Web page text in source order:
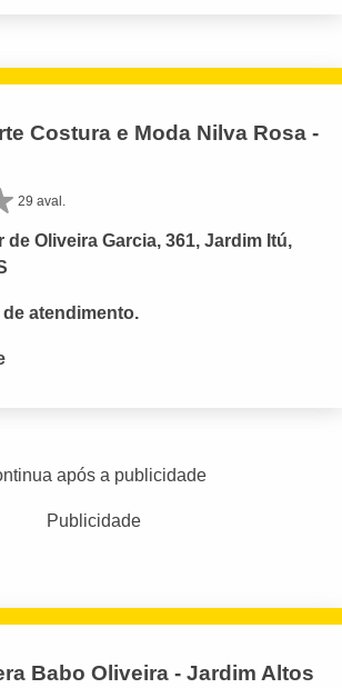
Costura e Moda Nilva Rosa -
29 aval.
de Oliveira Garcia, 361, Jardim Itú,
atendimento.
após a publicidade
Publicidade
Babo Oliveira - Jardim Altos